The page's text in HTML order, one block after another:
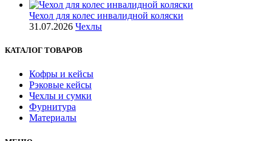
Чехол для колес инвалидной коляски
31.07.2026 Чехлы
КАТАЛОГ ТОВАРОВ
Кофры и кейсы
Рэковые кейсы
Чехлы и сумки
Фурнитура
Материалы